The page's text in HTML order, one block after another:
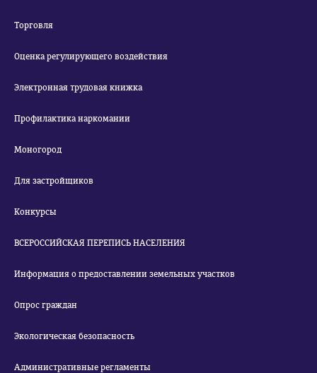
Торговля
Оценка регулирующего воздействия
Электронная трудовая книжка
Профилактика наркомании
Моногород
Для застройщиков
Конкурсы
ВСЕРОССИЙСКАЯ ПЕРЕПИСЬ НАСЕЛЕНИЯ
Информация о предоставлении земельных участков
Опрос граждан
Экологическая безопасность
Административные регламенты